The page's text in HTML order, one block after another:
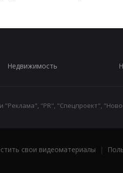
Недвижимость
"PR", "Спецпроект",
свои видеоматериалы |